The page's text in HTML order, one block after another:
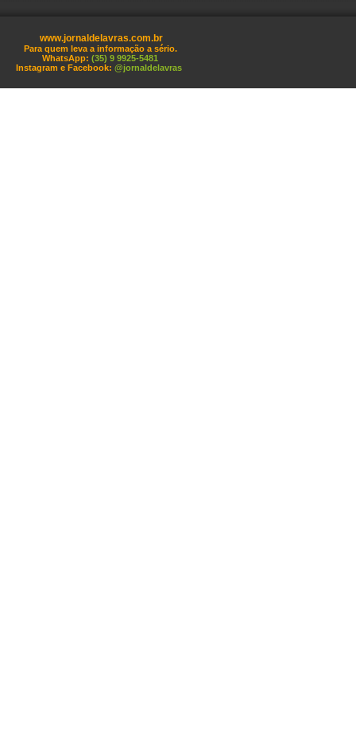
www.jornaldelavras.com.br
Para quem leva a informação a sério.
WhatsApp: (35) 9 9925-5481
Instagram e Facebook: @jornaldelavras